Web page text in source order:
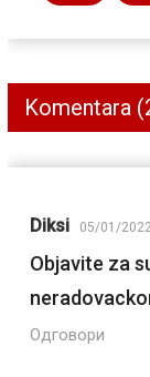
Komentara
Diksi 05/01/
Objavite za
Одговори